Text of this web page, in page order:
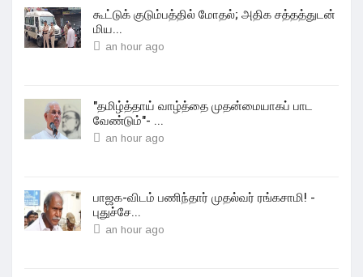
கூட்டுக் குடும்பத்தில் மோதல்; அதிக சத்தத்துடன்
மிய...
an hour ago
"தமிழ்த்தாய் வாழ்த்தை முதன்மையாகப் பாட
வேண்டும்"- ...
an hour ago
பாஜக-விடம் பணிந்தார் முதல்வர் ரங்கசாமி! -
புதுச்சே...
an hour ago